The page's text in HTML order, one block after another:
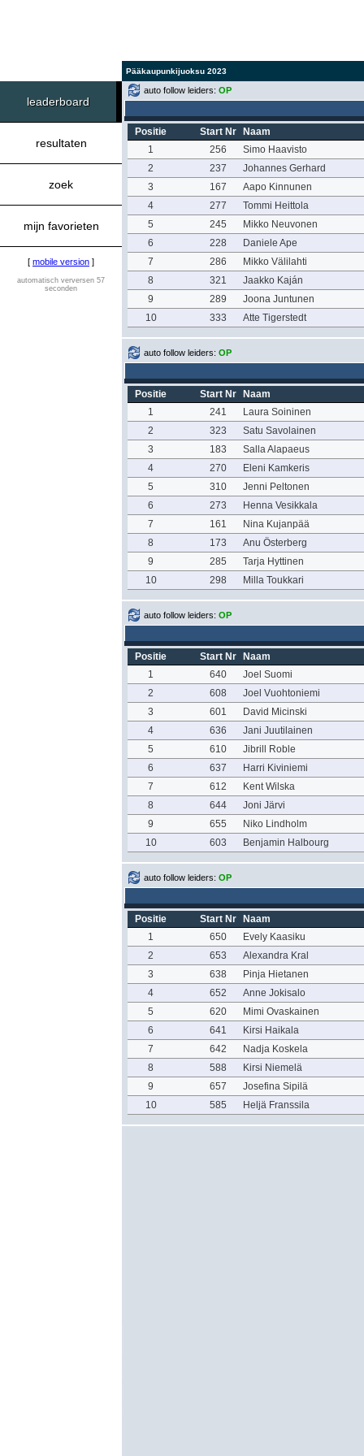
Pääkaupunkijuoksu 2023
leaderboard
resultaten
zoek
mijn favorieten
[ mobile version ]
automatisch verversen 57
seconden
auto follow leiders: OP
Positie Start Nr
Naam
1
256
Simo Haavisto
2
237
Johannes Gerhard
3
167
Aapo Kinnunen
4
277
Tommi Heittola
5
245
Mikko Neuvonen
6
228
Daniele Ape
7
286
Mikko Välilahti
8
321
Jaakko Kaján
9
289
Joona Juntunen
10
333 Atte Tigerstedt
auto follow leiders: OP
Positie Start Nr
Naam
1
241
Laura Soininen
2
323
Satu Savolainen
3
183
Salla Alapaeus
4
270
Eleni Kamkeris
5
310
Jenni Peltonen
6
273
Henna Vesikkala
7
161
Nina Kujanpää
8
173
Anu Österberg
9
285
Tarja Hyttinen
10
298 Milla Toukkari
auto follow leiders: OP
Positie Start Nr
Naam
1
640
Joel Suomi
2
608
Joel Vuohtoniemi
3
601
David Micinski
4
636
Jani Juutilainen
5
610
Jibrill Roble
6
637
Harri Kiviniemi
7
612
Kent Wilska
8
644
Joni Järvi
9
655
Niko Lindholm
10
603 Benjamin Halbourg
auto follow leiders: OP
Positie Start Nr
Naam
1
650
Evely Kaasiku
2
653
Alexandra Kral
3
638
Pinja Hietanen
4
652
Anne Jokisalo
5
620
Mimi Ovaskainen
6
641
Kirsi Haikala
7
642
Nadja Koskela
8
588
Kirsi Niemelä
9
657
Josefina Sipilä
10
585 Heljä Franssila